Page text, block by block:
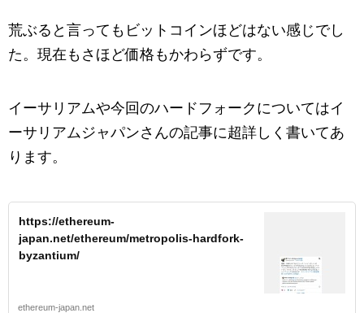
荒ぶると言ってもビットコインほどはない感じでし
た。現在もさほど価格もかわらずです。
イーサリアムや今回のハードフォークについてはイ
ーサリアムジャパンさんの記事に超詳しく書いてあ
ります。
https://ethereum-
japan.net/ethereum/metropolis-hardfork-
byzantium/
ethereum-japan.net